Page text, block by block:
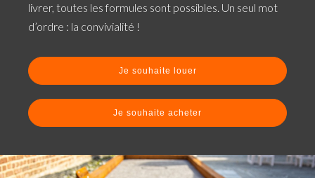
Photo
d'illustration
livrer, toutes les formules sont possibles. Un seul mot
d’ordre : la convivialité !
Je souhaite louer
Je souhaite acheter